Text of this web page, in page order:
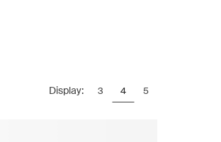
Display: 3 4 5